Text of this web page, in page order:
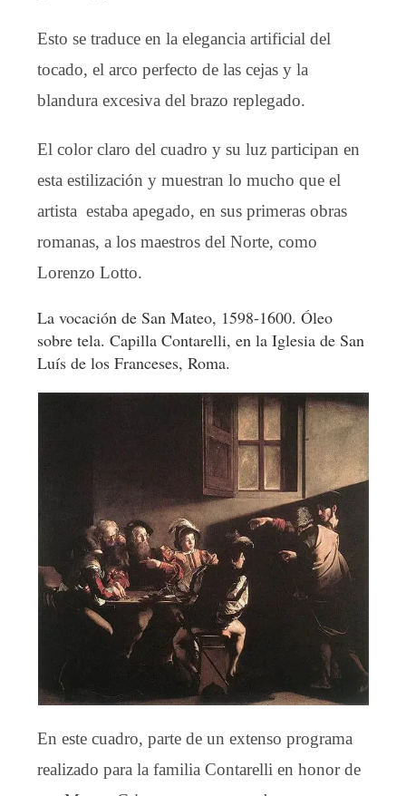
Esto se traduce en la elegancia artificial del
tocado, el arco perfecto de las cejas y la
blandura excesiva del brazo replegado.
El color claro del cuadro y su luz participan en
esta estilización y muestran lo mucho que el
artista estaba apegado, en sus primeras obras
romanas, a los maestros del Norte, como
Lorenzo Lotto.
La vocación de San Mateo, 1598-1600. Óleo
sobre tela. Capilla Contarelli, en la Iglesia de San
Luís de los Franceses, Roma.
En este cuadro, parte de un extenso programa
realizado para la familia Contarelli en honor de